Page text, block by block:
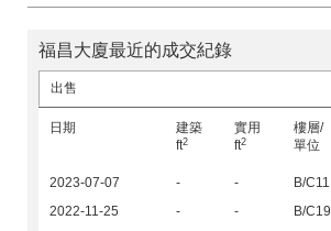
福昌大廈最近的成交紀錄
出售
日期
建築
ft2
實用
ft2
樓層/
單位
2023-07-07 - - B/C11
2022-11-25
- - B/C19